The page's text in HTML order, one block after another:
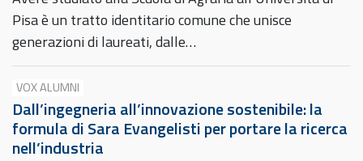
Pisa è un tratto identitario comune che unisce
generazioni di laureati, dalle…
VOX ALUMNI
Dall’ingegneria all’innovazione sostenibile: la
formula di Sara Evangelisti per portare la ricerca
nell’industria